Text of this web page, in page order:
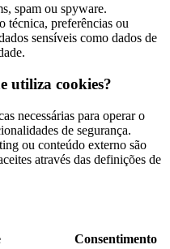
spam ou spyware.
técnica, preferências ou
sensíveis como dados de
utiliza cookies?
necessárias para operar o
de segurança.
ou conteúdo externo são
através das definições de
Consentimento